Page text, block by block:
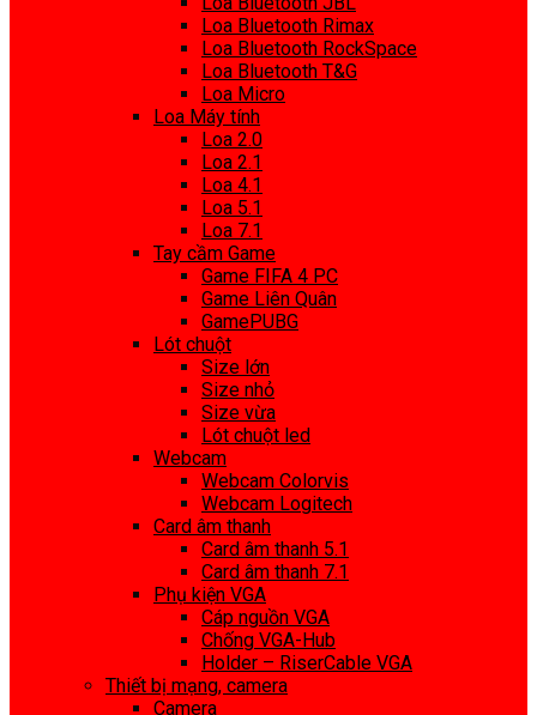
Loa Bluetooth Rimax
Loa Bluetooth RockSpace
Loa Bluetooth T&G
Loa Micro
Loa Máy tính
Loa 2.0
Loa 2.1
Loa 4.1
Loa 5.1
Loa 7.1
Tay cầm Game
Game FIFA 4 PC
Game Liên Quân
GamePUBG
Lót chuột
Size lớn
Size nhỏ
Size vừa
Lót chuột led
Webcam
Webcam Colorvis
Webcam Logitech
Card âm thanh
Card âm thanh 5.1
Card âm thanh 7.1
Phụ kiện VGA
Cáp nguồn VGA
Chống VGA-Hub
Holder – RiserCable VGA
Thiết bị mạng, camera
Camera